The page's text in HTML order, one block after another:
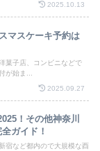
2025.10.13
マスケーキ予約は
菓子店、コンビニなどで
が始ま...
2025.09.27
！その他神奈川
ガイド！
宿など都内ので大規模な酉